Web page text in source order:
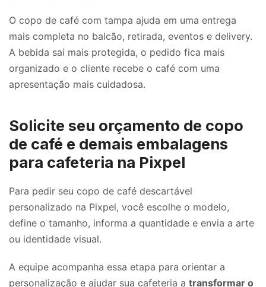
O copo de café com tampa ajuda em uma entrega
mais completa no balcão, retirada, eventos e delivery.
A bebida sai mais protegida, o pedido fica mais
organizado e o cliente recebe o café com uma
apresentação mais cuidadosa.
Solicite seu orçamento de copo
de café e demais embalagens
para cafeteria na Pixpel
Para pedir seu copo de café descartável
personalizado na Pixpel, você escolhe o modelo,
define o tamanho, informa a quantidade e envia a arte
ou identidade visual.
A equipe acompanha essa etapa para orientar a
personalização e ajudar sua cafeteria a transformar o